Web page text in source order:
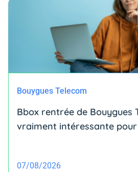
Bouygues Telecom
Bbox rentrée de Bouygues
vraiment intéressante
07/08/2026